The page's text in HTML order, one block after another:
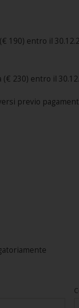
190) entro il
230) entro il
previo